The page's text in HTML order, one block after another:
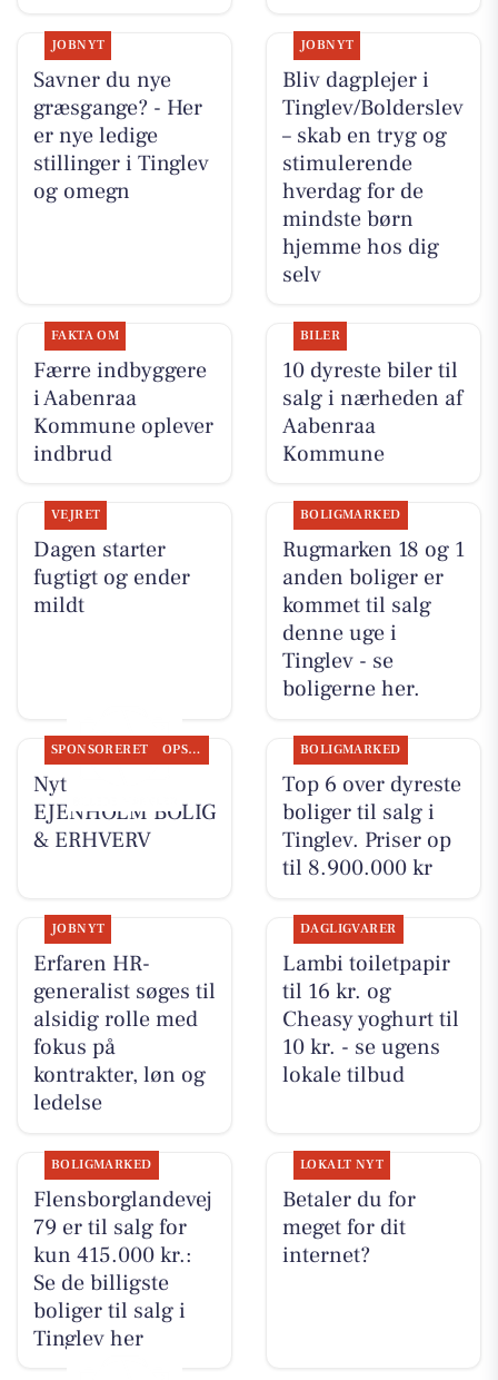
JOBNYT
Savner du nye
græsgange? - Her
er nye ledige
stillinger i Tinglev
og omegn
JOBNYT
Bliv dagplejer i
Tinglev/Bolderslev
– skab en tryg og
stimulerende
hverdag for de
mindste børn
hjemme hos dig
selv
FAKTA OM
Færre indbyggere
i Aabenraa
Kommune oplever
indbrud
BILER
10 dyreste biler til
salg i nærheden af
Aabenraa
Kommune
VEJRET
Dagen starter
fugtigt og ender
mildt
BOLIGMARKED
Rugmarken 18 og 1
anden boliger er
kommet til salg
denne uge i
Tinglev - se
boligerne her.
SPONSORERET OPSLAGSTAVLEN
Nyt fra
EJENHOLM BOLIG
& ERHVERV
BOLIGMARKED
Top 6 over dyreste
boliger til salg i
Tinglev. Priser op
til 8.900.000 kr
JOBNYT
Erfaren HR-
generalist søges til
alsidig rolle med
fokus på
kontrakter, løn og
ledelse
DAGLIGVARER
Lambi toiletpapir
til 16 kr. og
Cheasy yoghurt til
10 kr. - se ugens
lokale tilbud
BOLIGMARKED
Flensborglandevej
79 er til salg for
kun 415.000 kr.:
Se de billigste
boliger til salg i
Tinglev her
LOKALT NYT
Betaler du for
meget for dit
internet?